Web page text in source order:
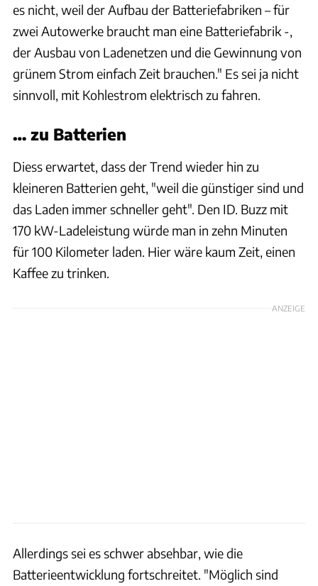
es nicht, weil der Aufbau der Batteriefabriken – für
zwei Autowerke braucht man eine Batteriefabrik -,
der Ausbau von Ladenetzen und die Gewinnung von
grünem Strom einfach Zeit brauchen." Es sei ja nicht
sinnvoll, mit Kohlestrom elektrisch zu fahren.
… zu Batterien
Diess erwartet, dass der Trend wieder hin zu
kleineren Batterien geht, "weil die günstiger sind und
das Laden immer schneller geht". Den ID. Buzz mit
170 kW-Ladeleistung würde man in zehn Minuten
für 100 Kilometer laden. Hier wäre kaum Zeit, einen
Kaffee zu trinken.
ANZEIGE
Allerdings sei es schwer absehbar, wie die
Batterieentwicklung fortschreitet. "Möglich sind